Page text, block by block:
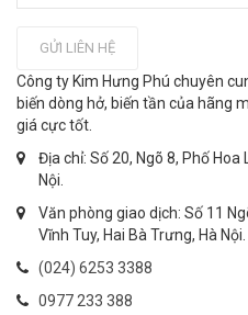
GỬI LIÊN HỆ
Công ty Kim Hưng Phú chuyên
biến dòng hở, biến tần của hãng
giá cực tốt.
Địa chỉ: Số 20, Ngõ 8, Phố Hoa
Nội.
Văn phòng giao dịch: Số 11
Vĩnh Tuy, Hai Bà Trưng, Hà Nội.
(024) 6253 3388
0977 233 388